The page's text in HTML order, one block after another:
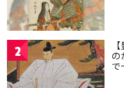
2 の
で